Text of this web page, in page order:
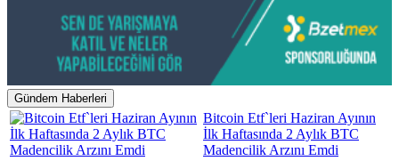
Gündem Haberleri
Bitcoin Etf`leri Haziran Ayının
İlk Haftasında 2 Aylık BTC
Madencilik Arzını Emdi